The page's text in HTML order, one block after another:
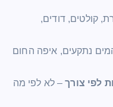
קולטים, דודים,
נתקעים, איפה החום
לפי צורך– לא לפי מה